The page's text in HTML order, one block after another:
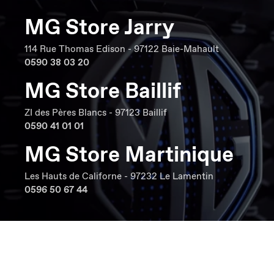
MG Store Jarry
114 Rue Thomas Edison - 97122 Baie-Mahault
0590 38 03 20
MG Store Baillif
ZI des Pères Blancs - 97123 Baillif
0590 41 01 01
MG Store Martinique
Les Hauts de Californe - 97232 Le Lamentin
0596 50 67 44